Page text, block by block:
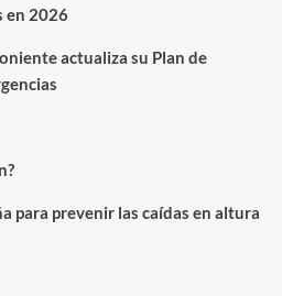
en 2026
actualiza su Plan de
para prevenir las caídas en altura